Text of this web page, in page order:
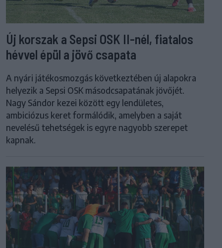
Új korszak a Sepsi OSK II-nél, fiatalos
hévvel épül a jövő csapata
A nyári játékosmozgás következtében új alapokra
helyezik a Sepsi OSK másodcsapatának jövőjét.
Nagy Sándor kezei között egy lendületes,
ambiciózus keret formálódik, amelyben a saját
nevelésű tehetségek is egyre nagyobb szerepet
kapnak.